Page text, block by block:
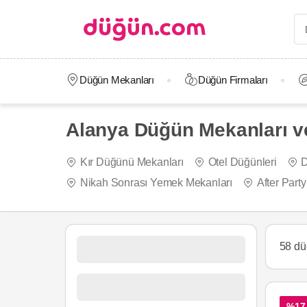
Düğün Mekanları Düğün Firmaları
Alanya Düğün Mekanları
Kır Düğünü Mekanları Otel Düğünleri
Nikah Sonrası Yemek Mekanları
After
58